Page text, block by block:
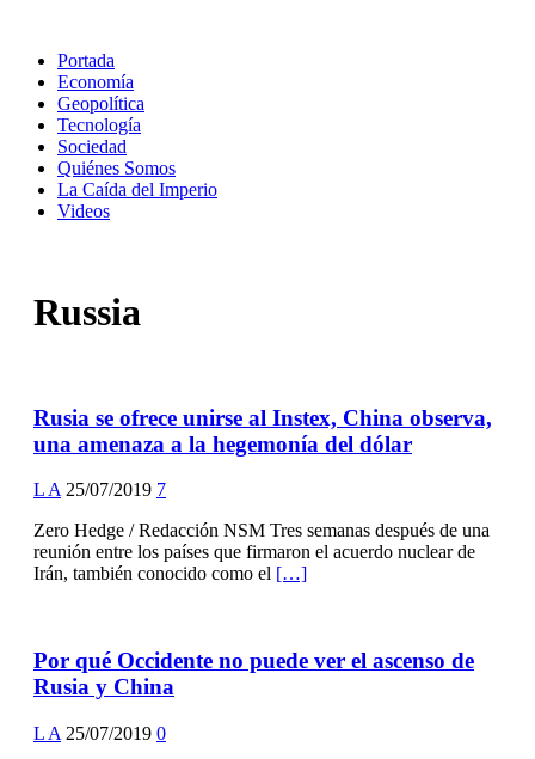
Portada
Economía
Geopolítica
Tecnología
Sociedad
Quiénes Somos
La Caída del Imperio
Videos
Russia
Rusia se ofrece unirse al Instex, China observa,
una amenaza a la hegemonía del dólar
L A 25/07/2019 7
Zero Hedge / Redacción NSM Tres semanas después de una
reunión entre los países que firmaron el acuerdo nuclear de
Irán, también conocido como el […]
Por qué Occidente no puede ver el ascenso de
Rusia y China
L A 25/07/2019 0